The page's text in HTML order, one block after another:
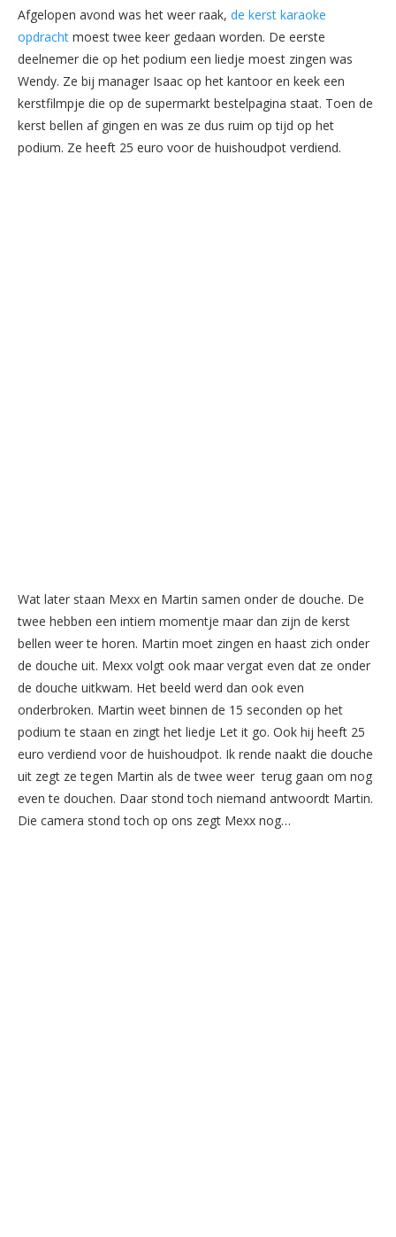
Afgelopen avond was het weer raak, de kerst karaoke
opdracht moest twee keer gedaan worden. De eerste
deelnemer die op het podium een liedje moest zingen was
Wendy. Ze bij manager Isaac op het kantoor en keek een
kerstfilmpje die op de supermarkt bestelpagina staat. Toen de
kerst bellen af gingen en was ze dus ruim op tijd op het
podium. Ze heeft 25 euro voor de huishoudpot verdiend.
Wat later staan Mexx en Martin samen onder de douche. De
twee hebben een intiem momentje maar dan zijn de kerst
bellen weer te horen. Martin moet zingen en haast zich onder
de douche uit. Mexx volgt ook maar vergat even dat ze onder
de douche uitkwam. Het beeld werd dan ook even
onderbroken. Martin weet binnen de 15 seconden op het
podium te staan en zingt het liedje Let it go. Ook hij heeft 25
euro verdiend voor de huishoudpot. Ik rende naakt die douche
uit zegt ze tegen Martin als de twee weer terug gaan om nog
even te douchen. Daar stond toch niemand antwoordt Martin.
Die camera stond toch op ons zegt Mexx nog…